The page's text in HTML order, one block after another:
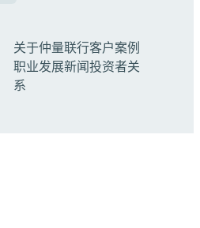
关于仲量联行客户案例
职业发展新闻投资者关
系